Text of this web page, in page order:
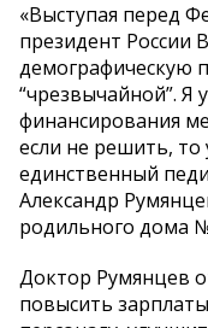
«Выступая перед
президент России
демографическую
“чрезвычайной”. Я
финансирования
если не решить,
единственный
Александр
родильного дома
Доктор Румянцев
повысить